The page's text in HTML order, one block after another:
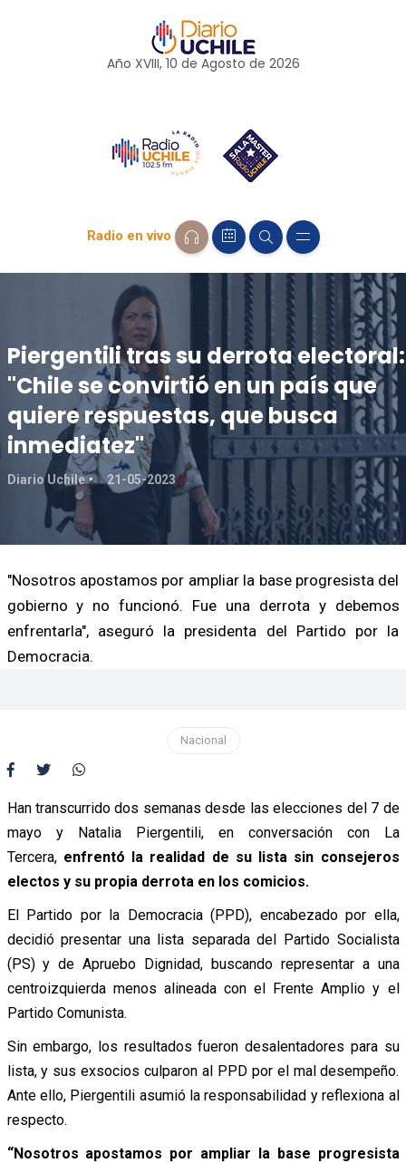
Año XVIII, 10 de Agosto de 2026
Radio en vivo
Piergentili tras su derrota electoral:
"Chile se convirtió en un país que
quiere respuestas, que busca
inmediatez"
Diario Uchile 21-05-2023
"Nosotros apostamos por ampliar la base progresista del
gobierno y no funcionó. Fue una derrota y debemos
enfrentarla", aseguró la presidenta del Partido por la
Democracia.
Nacional
Han transcurrido dos semanas desde las elecciones del 7 de
mayo y Natalia Piergentili, en conversación con La
Tercera, enfrentó la realidad de su lista sin consejeros
electos y su propia derrota en los comicios.
El Partido por la Democracia (PPD), encabezado por ella,
decidió presentar una lista separada del Partido Socialista
(PS) y de Apruebo Dignidad, buscando representar a una
centroizquierda menos alineada con el Frente Amplio y el
Partido Comunista.
Sin embargo, los resultados fueron desalentadores para su
lista, y sus exsocios culparon al PPD por el mal desempeño.
Ante ello, Piergentili asumió la responsabilidad y reflexiona al
respecto.
“Nosotros apostamos por ampliar la base progresista